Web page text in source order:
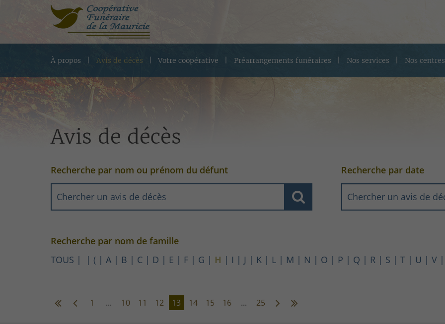
À propos Avis de décès Votre coopérative Préarrangements funéraires Nos services Nos
Avis de décès
Recherche par nom ou prénom du défunt Recherche par date
Recherche par nom de famille
TOUS
( A B C D E F G H I J K L M N O P Q R S T U V
1 ... 10 11 12 13 14 15 16 ... 25